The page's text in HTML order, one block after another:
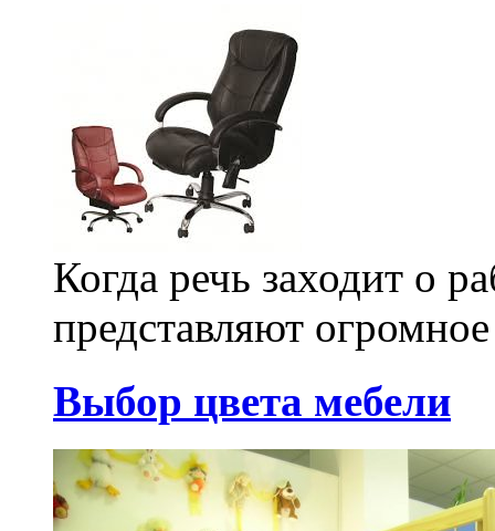
Когда речь заходит о
представляют
Выбор цвета мебели